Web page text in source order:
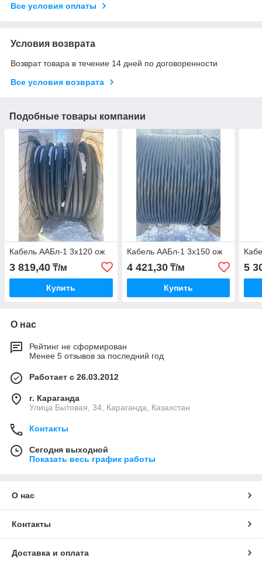
Все условия оплаты
Условия возврата
Возврат товара в течение 14 дней по договоренности
Все условия возврата
Подобные товары компании
Кабель ААБл-1 3х120 ож
3 819,40 ₸/м
Купить
Кабель ААБл-1 3х150 ож
4 421,30₸/м
Купить
5
О нас
Рейтинг не сформирован
Менее 5 отзывов за последний год
Работает с 26.03.2012
г. Караганда
Улица Бытовая, 34, Караганда, Казахстан
Контакты
Сегодня выходной
Показать весь график работы
О нас
Контакты
Доставка и оплата